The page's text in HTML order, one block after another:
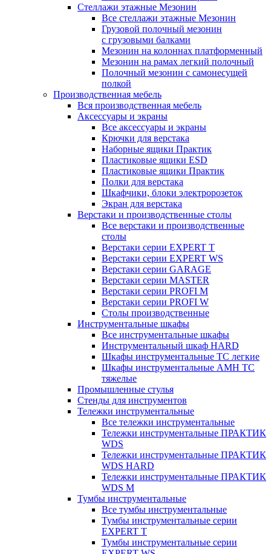
Стеллажи этажные Мезонин
Все стеллажи этажные Мезонин
Грузовой полочный мезонин
с грузовыми балками
Мезонин на колоннах платформенный
Мезонин на рамах легкий полочный
Полочный мезонин с самонесущей
полкой
Производственная мебель
Вся производственная мебель
Аксессуары и экраны
Все аксессуары и экраны
Крючки для верстака
Наборные ящики Практик
Пластиковые ящики ESD
Пластиковые ящики Практик
Полки для верстака
Шкафчики, блоки электророзеток
Экран для верстака
Верстаки и производственные столы
Все верстаки и производственные
столы
Верстаки серии EXPERT T
Верстаки серии EXPERT WS
Верстаки серии GARAGE
Верстаки серии MASTER
Верстаки серии PROFI M
Верстаки серии PROFI W
Столы производственные
Инструментальные шкафы
Все инструментальные шкафы
Инструментальный шкаф HARD
Шкафы инструментальные ТС легкие
Шкафы инструментальные AMH TC
тяжелые
Промышленные стулья
Стенды для инструментов
Тележки инструментальные
Все тележки инструментальные
Тележки инструментальные ПРАКТИК
WDS
Тележки инструментальные ПРАКТИК
WDS HARD
Тележки инструментальные ПРАКТИК
WDS M
Тумбы инструментальные
Все тумбы инструментальные
Тумбы инструментальные серии
EXPERT T
Тумбы инструментальные серии